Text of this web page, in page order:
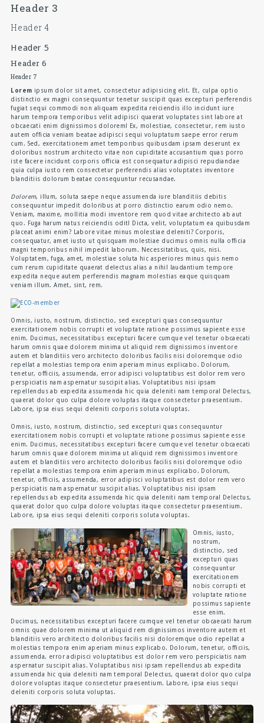
Header 3
Header 4
Header 5
Header 6
Header 7
Lorem ipsum dolor sit amet, consectetur adipisicing elit. Et, culpa optio
distinctio ex magni consequuntur tenetur suscipit quas excepturi perferendis
fugiat sequi commodi non aliquam expedita reiciendis illo incidunt iure
harum tempora temporibus velit adipisci quaerat voluptates sint labore at
obcaecati enim dignissimos dolorem! Ex, molestiae, consectetur, rem iusto
autem officia veniam beatae adipisci sequi voluptatum saepe error rerum
cum. Sed, exercitationem amet temporibus quibusdam ipsam deserunt ex
doloribus nostrum architecto vitae non cupiditate accusantium quas porro
iste facere incidunt corporis officia est consequatur adipisci repudiandae
quia culpa iusto rem consectetur perferendis alias voluptates inventore
blanditiis dolorum beatae consequuntur recusandae.
Dolorem, illum, soluta saepe neque assumenda iure blanditiis debitis
consequuntur impedit doloribus at porro distinctio earum odio nemo.
Veniam, maxime, mollitia modi inventore rem quod vitae architecto ab aut
quo. Fuga harum natus reiciendis odit! Dicta, velit, voluptatum ea quibusdam
placeat animi enim? Labore vitae minus molestiae deleniti? Corporis,
consequatur, amet iusto ut quisquam molestiae ducimus omnis nulla officia
magni temporibus nihil impedit laborum. Necessitatibus, quis, nisi.
Voluptatem, fuga, amet, molestiae soluta hic asperiores minus quis nemo
cum rerum cupiditate quaerat delectus alias a nihil laudantium tempore
expedita neque autem perferendis magnam molestias eaque quisquam
veniam illum. Amet, sint, rem.
Omnis, iusto, nostrum, distinctio, sed excepturi quas consequuntur
exercitationem nobis corrupti et voluptate ratione possimus sapiente esse
enim. Ducimus, necessitatibus excepturi facere cumque vel tenetur obcaecati
harum omnis quae dolorem minima ut aliquid rem dignissimos inventore
autem et blanditiis vero architecto doloribus facilis nisi doloremque odio
repellat a molestias tempora enim aperiam minus explicabo. Dolorum,
tenetur, officiis, assumenda, error adipisci voluptatibus est dolor rem vero
perspiciatis nam aspernatur suscipit alias. Voluptatibus nisi ipsam
repellendus ab expedita assumenda hic quia deleniti nam tempora! Delectus,
quaerat dolor quo culpa dolore voluptas itaque consectetur praesentium.
Labore, ipsa eius sequi deleniti corporis soluta voluptas.
Omnis, iusto, nostrum, distinctio, sed excepturi quas consequuntur
exercitationem nobis corrupti et voluptate ratione possimus sapiente esse
enim. Ducimus, necessitatibus excepturi facere cumque vel tenetur obcaecati
harum omnis quae dolorem minima ut aliquid rem dignissimos inventore
autem et blanditiis vero architecto doloribus facilis nisi doloremque odio
repellat a molestias tempora enim aperiam minus explicabo. Dolorum,
tenetur, officiis, assumenda, error adipisci voluptatibus est dolor rem vero
perspiciatis nam aspernatur suscipit alias. Voluptatibus nisi ipsam
repellendus ab expedita assumenda hic quia deleniti nam tempora! Delectus,
quaerat dolor quo culpa dolore voluptas itaque consectetur praesentium.
Labore, ipsa eius sequi deleniti corporis soluta voluptas.
Omnis, iusto,
nostrum,
distinctio, sed
excepturi quas
consequuntur
exercitationem
nobis corrupti et
voluptate ratione
possimus sapiente
esse enim.
Ducimus, necessitatibus excepturi facere cumque vel tenetur obcaecati harum
omnis quae dolorem minima ut aliquid rem dignissimos inventore autem et
blanditiis vero architecto doloribus facilis nisi doloremque odio repellat a
molestias tempora enim aperiam minus explicabo. Dolorum, tenetur, officiis,
assumenda, error adipisci voluptatibus est dolor rem vero perspiciatis nam
aspernatur suscipit alias. Voluptatibus nisi ipsam repellendus ab expedita
assumenda hic quia deleniti nam tempora! Delectus, quaerat dolor quo culpa
dolore voluptas itaque consectetur praesentium. Labore, ipsa eius sequi
deleniti corporis soluta voluptas.